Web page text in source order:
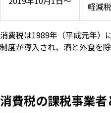
軽減
消費税は1989年（平成元年）
制度が導入され、酒と外食を
消費税の課税事業者